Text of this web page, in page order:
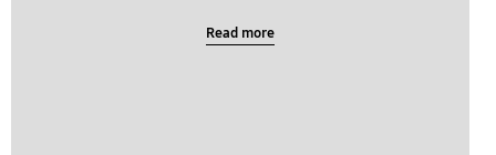
Read more